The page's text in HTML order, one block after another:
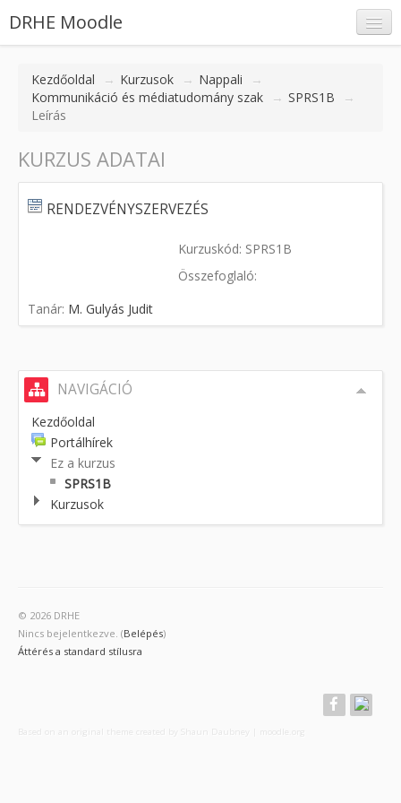
DRHE Moodle
Kezdőoldal → Kurzusok → Nappali
→
Kommunikáció és médiatudomány szak
→ SPRS1B
→
Leírás
KURZUS ADATAI
RENDEZVÉNYSZERVEZÉS
Kurzuskód: SPRS1B
Összefoglaló:
Tanár: M. Gulyás Judit
NAVIGÁCIÓ
Kezdőoldal
Portálhírek
Ez a kurzus
SPRS1B
Kurzusok
© 2026 DRHE
Nincs bejelentkezve. (Belépés)
Áttérés a standard stílusra